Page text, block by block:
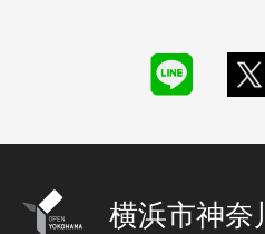
横浜市神奈